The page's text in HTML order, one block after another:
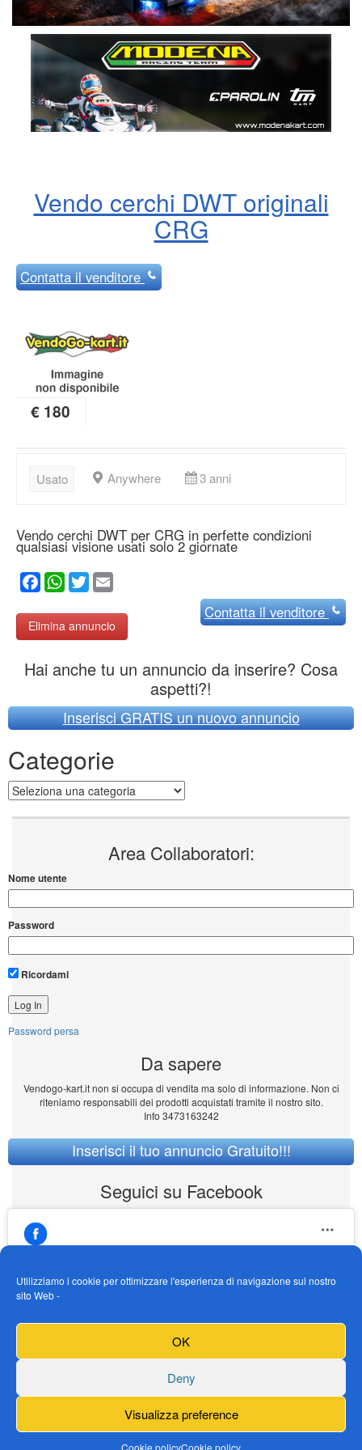
Utilizziamo i cookie per ottimizzare l'esperienza di navigazione sul nostro
sito Web -
OK
Deny
Visualizza preference
Cookie policyCookie policy
Vendo cerchi DWT originali
CRG
Contattail venditore
€ 180
Usato Anywhere 3 anni
Vendo cerchi DWT per CRG in perfette condizioni
qualsiasi visione usati solo 2 giornate
Facebook
WhatsApp
Twitter
Elimina annuncio
Contattail venditore
Hai anche tu un annuncio da inserire? Cosa
aspetti?!
Inserisci GRATIS un nuovo annuncio
Categorie
Categorie
Area Collaboratori:
Nome utente
Password
Ricordami
Password persa
Da sapere
Vendogo-kart.it non si occupa di vendita ma solo di informazione. Non ci
riteniamo responsabili dei prodotti acquistati tramite il nostro sito.
Info 3473163242
Inserisci il tuo annuncio Gratuito!!!
Seguici su Facebook
https://www.facebook.com/Vendogokartit/
Fai clic per accettare i cookie marketing e
abilitare questo contenuto